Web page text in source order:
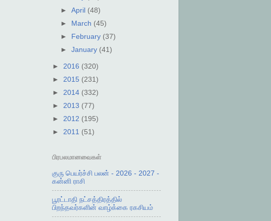
► April (48)
► March (45)
►
February (37)
► January (41)
► 2016 (320)
► 2015 (231)
► 2014 (332)
► 2013 (77)
► 2012 (195)
► 2011 (51)
பிரபலமானவைகள்
குரு பெயர்ச்சி பலன் - 2026 - 2027 -
கன்னி ராசி
பூரட்டாதி நட்சத்திரத்தில்
பிறந்தவர்களின் வாழ்க்கை ரகசியம்